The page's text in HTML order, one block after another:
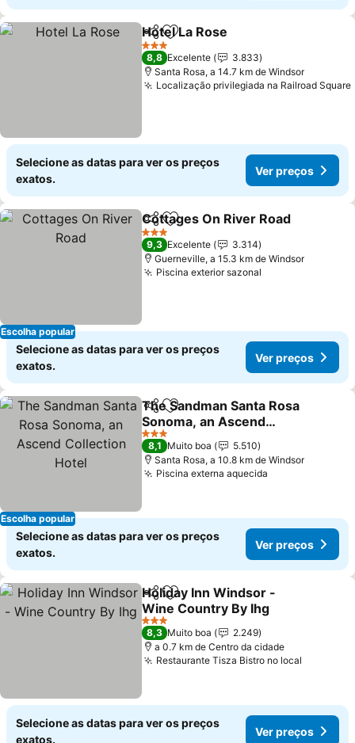
PartilharAdicionar aos favoritos
Hotel La Rose
3 Estrelas
8,8 Excelente
3.833
Santa Rosa, a 14.7 km de Windsor
Localização privilegiada na Railroad Square
Selecione as datas para ver os preços
exatos.
Ver preços
Escolha popular
PartilharAdicionar aos favoritos
Cottages On River Road
3 Estrelas
9,3 Excelente
3.314
Guerneville, a 15.3 km de Windsor
Piscina exterior sazonal
Selecione as datas para ver os preços
exatos.
Ver preços
Escolha popular
PartilharAdicionar aos favoritos
The Sandman Santa Rosa
Sonoma, an Ascend
Collection Hotel
Ver preços
3 Estrelas
8,1 Muito boa
5.510
Santa Rosa, a 10.8 km de Windsor
Piscina externa aquecida
Selecione as datas para ver os preços
exatos.
Ver preços
PartilharAdicionar aos favoritos
Holiday Inn Windsor -
Wine Country By Ihg
Ver preços
3 Estrelas
8,3 Muito boa
2.249
a 0.7 km de Centro da cidade
Restaurante Tisza Bistro no local
Selecione as datas para ver os preços
exatos.
Ver preços